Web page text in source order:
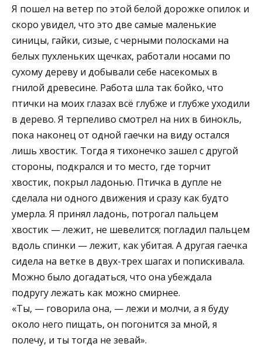
Я пошел на ветер по этой белой дорожке опилок и
скоро увидел, что это две самые маленькие
синицы, гайки, сизые, с черными полосками на
белых пухленьких щечках, работали носами по
сухому дереву и добывали себе насекомых в
гнилой древесине. Работа шла так бойко, что
птички на моих глазах всё глубже и глубже уходили
в дерево. Я терпеливо смотрел на них в бинокль,
пока наконец от одной гаечки на виду остался
лишь хвостик. Тогда я тихонечко зашел с другой
стороны, подкрался и то место, где торчит
хвостик, покрыл ладонью. Птичка в дупле не
сделала ни одного движения и сразу как будто
умерла. Я принял ладонь, потрогал пальцем
хвостик — лежит, не шевелится; погладил пальцем
вдоль спинки — лежит, как убитая. А другая гаечка
сидела на ветке в двух-трех шагах и попискивала.
Можно было догадаться, что она убеждала
подругу лежать как можно смирнее.
«Ты, — говорила она, — лежи и молчи, а я буду
около него пищать, он погонится за мной, я
полечу, и ты тогда не зевай».